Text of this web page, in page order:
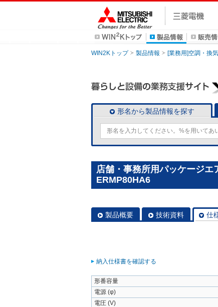
WIN2Kトップ 製品情報 [業務用]空調・換気
形名から製品情報を探す
店舗・事務所用パッケージ
ERMP80HA6
製品概要 技術資料 仕
納入仕様書を確認する
形番容量
電源 (φ)
電圧 (V)